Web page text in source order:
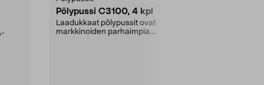
Pölypussi C3100, 4 kpl
Laadukkaat pölypussit ovat
markkinoiden parhaimpia.